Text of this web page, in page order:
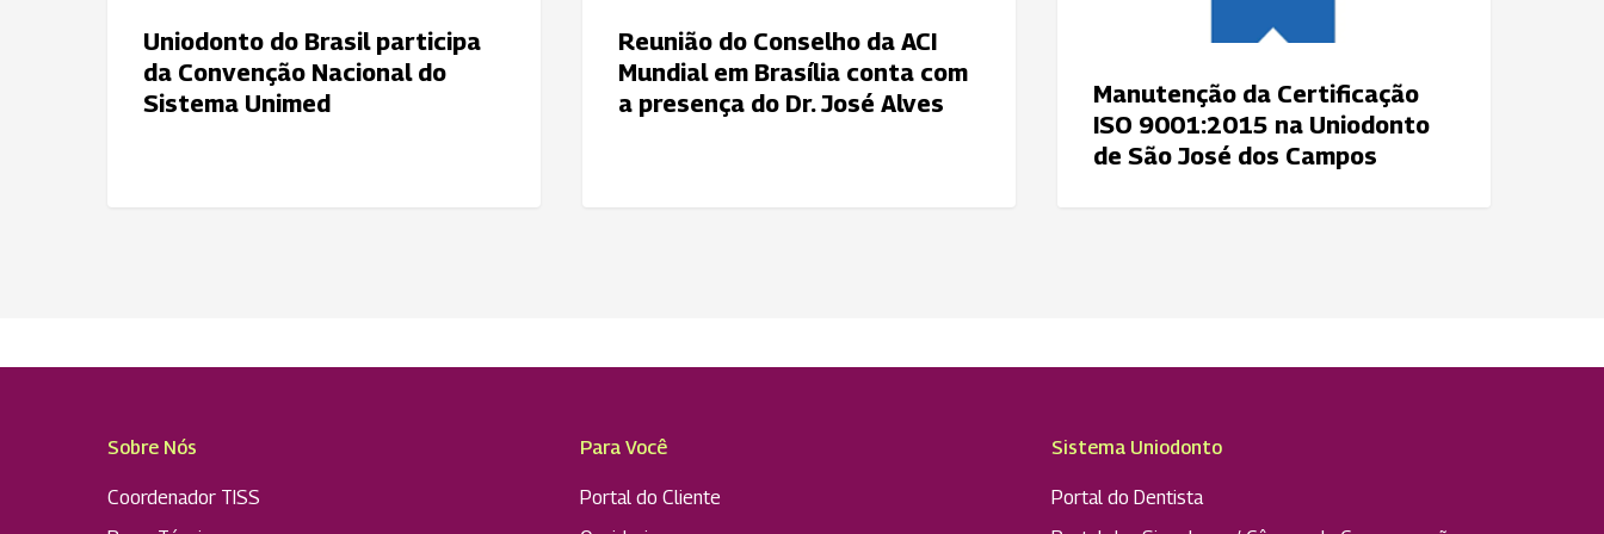
Uniodonto do Brasil participa
da Convenção Nacional do
Sistema Unimed
presença
Reunião do Conselho da ACI
Mundial em Brasília conta com
a presença do Dr. José Alves
Manutenção da Certificação
ISO 9001:2015 na Uniodonto
de São José dos Campos
Sobre Nós
Coordenador TISS
Para Você
Portal do Cliente
Sistema Uniodonto
Portal do Dentista